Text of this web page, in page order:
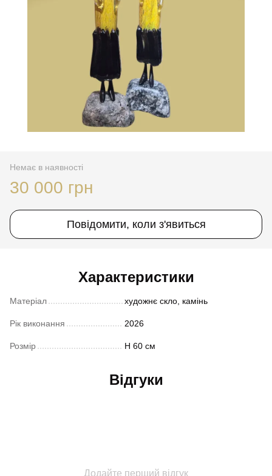
Немає в наявності
30 000 грн
Повідомити, коли з'явиться
Характеристики
Матеріал художнє скло, камінь
Рік виконання 2026
Розмір Н 60 см
Відгуки
Додайте перший відгук